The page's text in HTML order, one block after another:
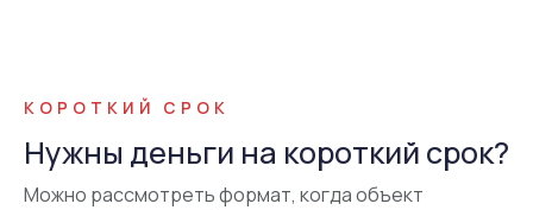
КОРОТКИЙ СРОК
Нужны деньги на короткий срок?
Можно рассмотреть формат, когда объект